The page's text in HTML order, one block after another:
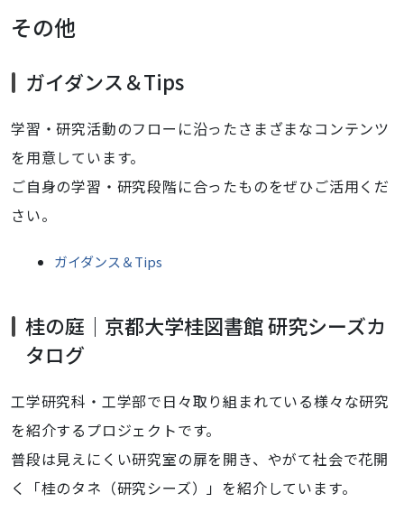
その他
ガイダンス＆Tips
学習・研究活動のフローに沿ったさまざまなコンテンツ
を用意しています。
ご自身の学習・研究段階に合ったものをぜひご活用くだ
さい。
ガイダンス＆Tips
桂の庭｜京都大学桂図書館 研究シーズカ
タログ
工学研究科・工学部で日々取り組まれている様々な研究
を紹介するプロジェクトです。
普段は見えにくい研究室の扉を開き、やがて社会で花開
く「桂のタネ（研究シーズ）」を紹介しています。